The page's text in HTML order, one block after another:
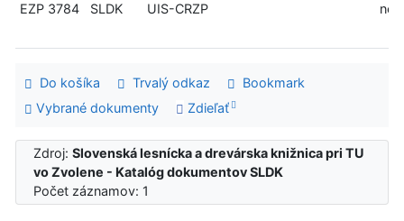
EZP 3784
SLDK UIS-CRZP
Do košíka Trvalý odkaz
Bookmark
Vybrané dokumenty
Zdieľať
Zdroj:Slovenská lesnícka a drevárska knižnica pri TU
vo Zvolene - Katalóg dokumentov SLDK
Počet záznamov: 1